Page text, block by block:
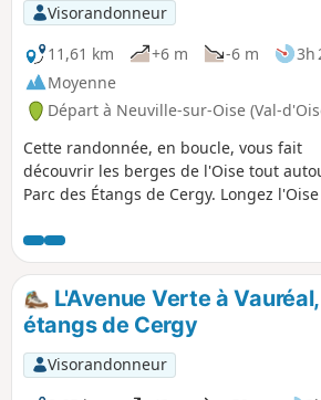
Visorandonneur
11,61 km
+6 m -6 m
3h
Moyenne
Départ à Neuville-sur-Oise (Val-
Cette randonnée, en boucle, vous fait
découvrir les berges de l'Oise tout
Parc des Étangs de Cergy. Longez
œuvre architecturale emblématique de
Cergy puis poursuivez votre balade en
bordant le parc. Le retour s'effectue de
l'autre côté de l'Oise sur un sentier
étroit.
L'Avenue Verte à
étangs de Cergy
Visorandonneur